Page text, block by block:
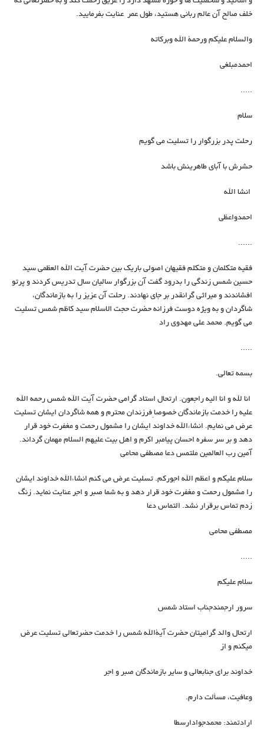
خلف صالح آن عالم ربانى هستید، طول عمر عنایت بفرمایید.
والسلام عليكم ورحمة الله وبركاته
احمدمبلغی
.....
سلام
رحلت پدر بزرگوار را تسلیت می گویم
حشرش با آبای طاهرینش باشد
انشا الله
احمدواعظی
......
فقیه متکلمان و متکلم فقیهان اصولی باریک بین حضرت آیت الله العظمی سید
حسین شمس زندگی را بدرود گفت آن بزرگوار سالیان سال تدریس کردند و پرتو
افشاندند و میراثی گرانقدر بر جای نهادند. رحلت آن عزیز را به بازماندگان،
شاگردان و به ویژه دوست فرزانه حضرت حجت الاسلام سید کاظم شمس تسلیت
می گویم. محمد علی مهدوی راد
.....
بسمه تعالی.
انا لله و انا الیه راجعون. ارتحال استاد گرامی حضرت آیت الله شمس رحمه الله
علیه را خدمت بازماندگان خصوصاً فرزندان محترم و همه شاگردان ایشان تسلیت
عرض می نمایم. انشاءالله خداوند ایشان را مشمول رحمت و مغفرت خود قرار
دهد و بر سر سفره احسان پیامبر اکرم و اهل بیت علیهم السلام مهمان گرداند.
آمین رب العالمین ملتمس دعا مصطفی محامی
سلام علیکم و اعظم الله اجورکم. تسلیت عرض می کنم انشاءالله خداوند ایشان
را مشمول رحمت و مغفرت خود قرار دهد و به شما صبر و اجر عنایت نماید. زنگ
زدم تماس برقرار نشد. التماس دعا
مصطفی محامی
.....
سلام علیکم
سرور ارجمندجناب استاد شمس
ارتحال والد گرامیتان حضرت آیةالله شمس را خدمت حضرتعالی تسلیت عرض
میکنم و از
خداوند برای جنابعالی و سایر بازماندگان صبر و اجر
وعافیت، مسألت دارم.
ارادتمند: محمدجوادارسطا